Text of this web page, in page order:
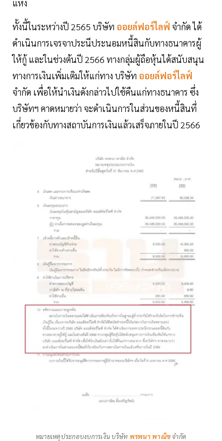
แห่ง
ทั้งนี้ในระหว่างปี 2565 บริษัท ออยล์ฟอร์ไลฟ์ จำกัด ได้
ดำเนินการเจรจาประนีประนอมหนี้สินกับทางธนาคารผู้
ให้กู้ และในช่วงต้นปี 2566 ทางกลุ่มผู้ถือหุ้นได้สนับสนุน
ทางการเงินเพิ่มเติมให้แก่ทาง บริษัท ออยล์ฟอร์ไลฟ์
จำกัด เพื่อให้นำเงินดังกล่าวไปใช้คืนแก่ทางธนาคาร ซึ่ง
บริษัทฯ คาดหมายว่า จะดำเนินการในส่วนของหนี้สินที่
เกี่ยวข้องกับทางสถาบันการเงินแล้วเสร็จภายในปี 2566
หมายเหตุประกอบงบการเงิน บริษัท พรพนา พาณิชจำกัด